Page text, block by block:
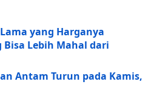
yang Harganya
Lebih Mahal dari
Antam Turun pada Kamis,